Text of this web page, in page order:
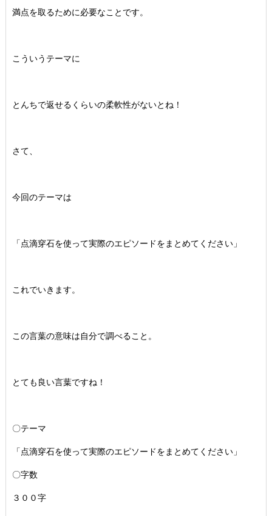
満点を取るために必要なことです。
こういうテーマに
とんちで返せるくらいの柔軟性がないとね！
さて、
今回のテーマは
「点滴穿石を使って実際のエピソードをまとめてください」
これでいきます。
この言葉の意味は自分で調べること。
とても良い言葉ですね！
〇テーマ
「点滴穿石を使って実際のエピソードをまとめてください」
〇字数
３００字